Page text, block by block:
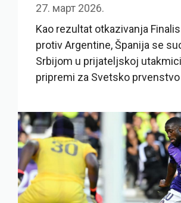
27. март 2026.
Kao rezultat otkazivanja
protiv Argentine, Španija se
Srbijom u prijateljskoj
pripremi za Svetsko prvenstvo